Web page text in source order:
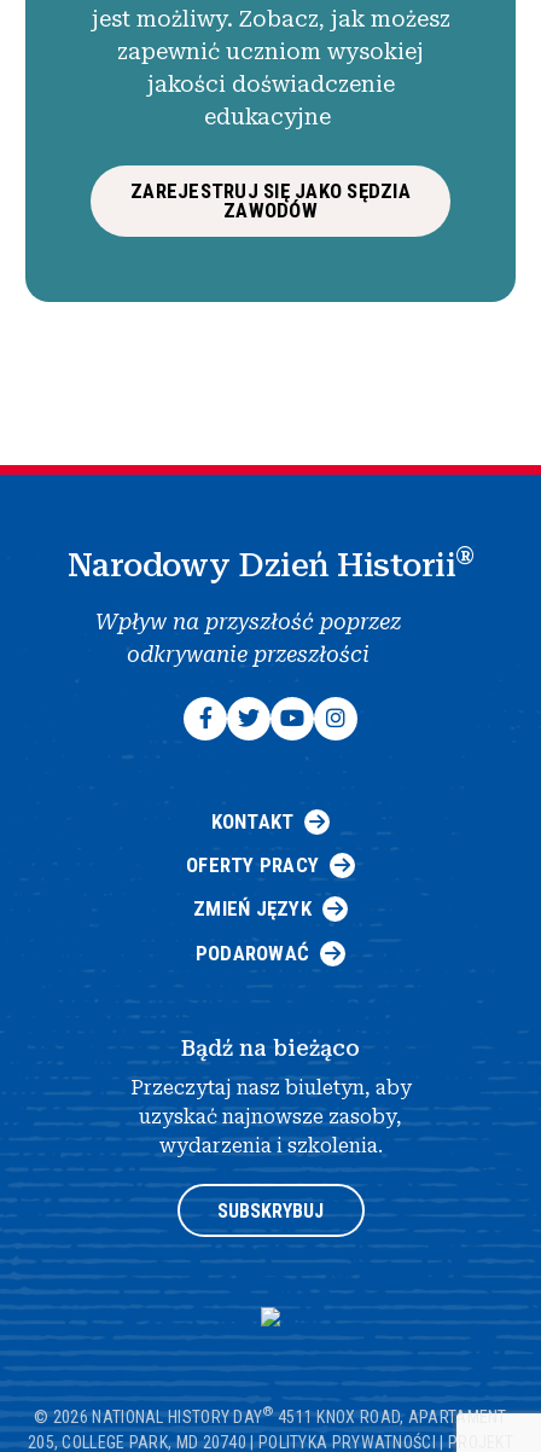
jest możliwy. Zobacz, jak możesz
zapewnić uczniom wysokiej
jakości doświadczenie
edukacyjne
ZAREJESTRUJ SIĘ JAKO SĘDZIA
ZAWODÓW
Narodowy Dzień Historii®
Wpływ na przyszłość poprzez
odkrywanie przeszłości
KONTAKT
OFERTY PRACY
ZMIEŃ JĘZYK
PODAROWAĆ
Bądź na bieżąco
Przeczytaj nasz biuletyn, aby
uzyskać najnowsze zasoby,
wydarzenia i szkolenia.
SUBSKRYBUJ
© 2026 NATIONAL HISTORY DAY® 4511 KNOX ROAD, APARTAMENT
205, COLLEGE PARK, MD 20740|POLITYKA PRYWATNOŚCI|PROJEKT